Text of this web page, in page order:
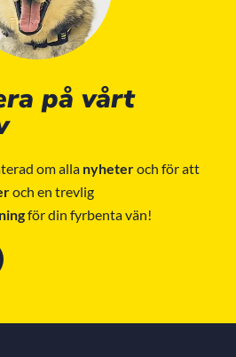
på vårt
om alla nyheteroch för att
och en trevlig
för din fyrbenta vän!